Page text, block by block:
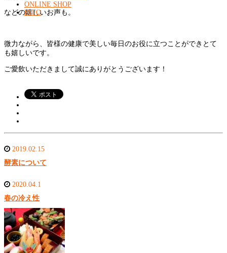
ONLINE SHOP
INFO
などの嬉しいお声も。
微力ながら、皆様の健康で美しい毎日のお役に立つことができとて
も嬉しいです。
ご愛飲いただきまして誠にありがとうございます！
2019.02.15
酵素について
2020.04.1
春の冷え性